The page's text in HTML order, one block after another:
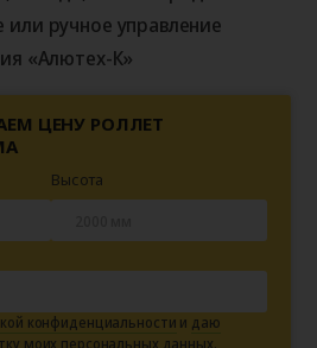
ручное управление
«Алютех-К»
ЦЕНУ РОЛЛЕТ
Высота
конфиденциальности и даю